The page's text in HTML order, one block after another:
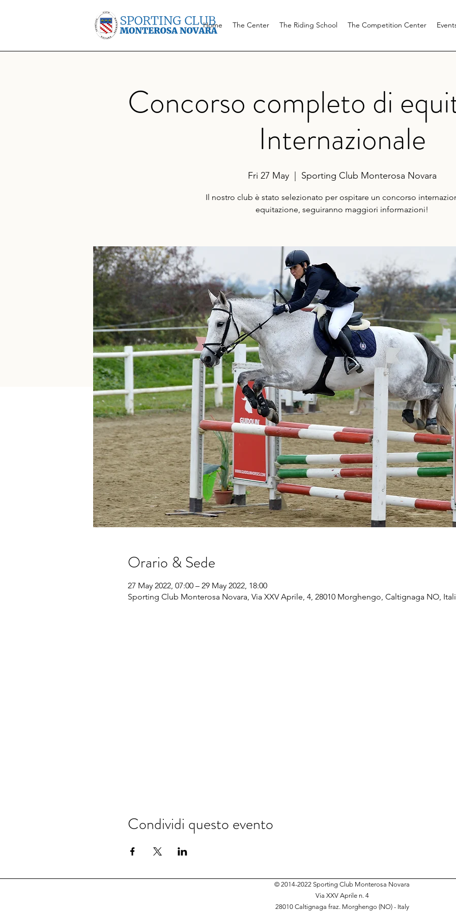
Home The Center The Riding School The Competition Center
Concorso completo di
Internazionale
Fri 27 May
  |
Sporting Club Monterosa Novara
Il nostro club è stato selezionato per ospitare un concorso
equitazione, seguiranno maggiori informazioni!
Orario & Sede
27 May 2022, 07:00 – 29 May 2022, 18:00
Sporting Club Monterosa Novara, Via XXV Aprile, 4, 28010 Morghengo, Caltignaga NO,
Condividi questo evento
© 2014-2022 Sporting Club Monterosa Novara
Via XXV Aprile n. 4
28010 Caltignaga fraz. Morghengo (NO) - Italy